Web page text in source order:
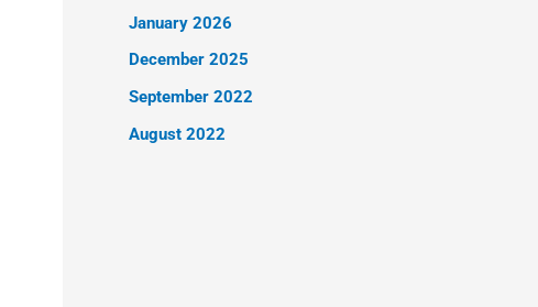
January 2026
December 2025
September 2022
August 2022